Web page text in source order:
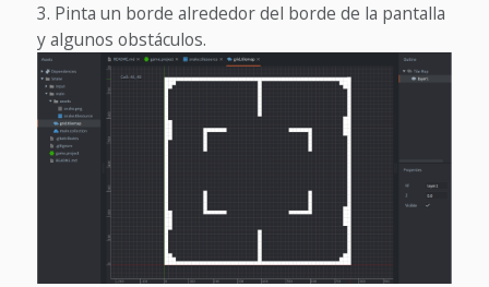
Pinta un borde alrededor del borde de la pantalla
y algunos obstáculos.